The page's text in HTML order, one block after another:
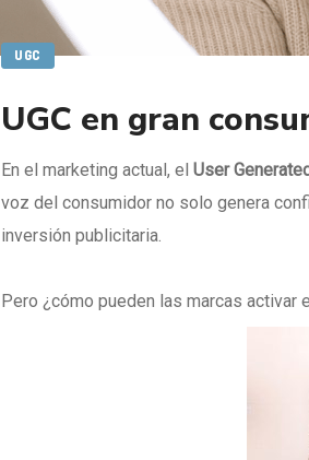
UGC
UGC en gran
En el marketing actual, el User
voz del consumidor no solo genera
inversión publicitaria.
Pero ¿cómo pueden las marcas